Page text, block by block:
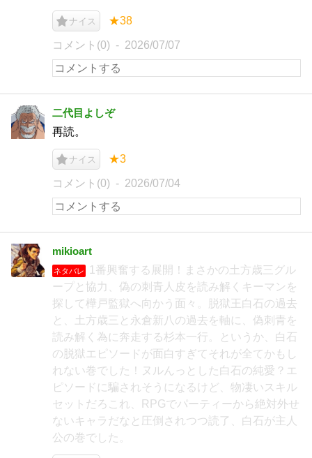
ナイス ★38
コメント(0) 2026/07/07
二代目よしぞ
再読。
ナイス ★3
コメント(0) 2026/07/04
mikioart
ネタバレ
1番興奮する展開！まさかの土方歳三グル
ープと協力、偽の刺青人皮を読み解くキーマンを
探して樺戸監獄へ向かう面々。脱獄王白石の過去
と、土方歳三と永倉新八の過去を軸に、偽刺青を
読み解く為に奔走する杉本一行。というか、白石
の脱獄エピソードが面白すぎてそれが全てかもし
れない巻でした！ヌルんっとした白石の純愛？エ
ピソードに騙されそうになるけど、物凄いスキル
セットだろこれ、RPGでパーティーから絶対外せ
ないキャラだなと圧倒されつつ読了、白石が主人
公の巻でした。